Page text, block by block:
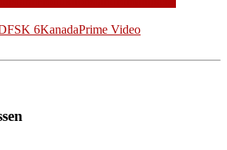
FSK 6KanadaPrime Video